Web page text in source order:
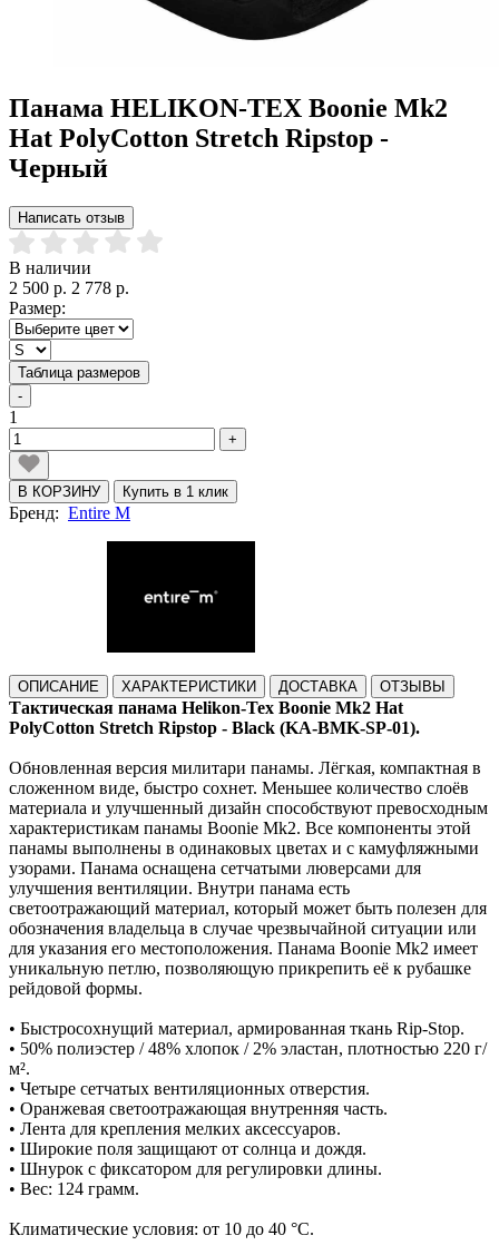
Панама HELIKON-TEX Boonie Mk2
Hat PolyCotton Stretch Ripstop -
Черный
Написать отзыв
В наличии
2 500 р. 2 778 р.
Размер:
Таблица размеров
-
1
+
В КОРЗИНУ Купить в 1 клик
Бренд: Entire M
ОПИСАНИЕ ХАРАКТЕРИСТИКИ ДОСТАВКА ОТЗЫВЫ
Тактическая панама Helikon-Tex Boonie Mk2 Hat
PolyCotton Stretch Ripstop - Black (KA-BMK-SP-01).
Обновленная версия милитари панамы. Лёгкая, компактная в
сложенном виде, быстро сохнет. Меньшее количество слоёв
материала и улучшенный дизайн способствуют превосходным
характеристикам панамы Boonie Mk2. Все компоненты этой
панамы выполнены в одинаковых цветах и с камуфляжными
узорами. Панама оснащена сетчатыми люверсами для
улучшения вентиляции. Внутри панама есть
светоотражающий материал, который может быть полезен для
обозначения владельца в случае чрезвычайной ситуации или
для указания его местоположения. Панама Boonie Mk2 имеет
уникальную петлю, позволяющую прикрепить её к рубашке
рейдовой формы.
• Быстросохнущий материал, армированная ткань Rip-Stop.
• 50% полиэстер / 48% хлопок / 2% эластан, плотностью 220 г/
м².
• Четыре сетчатых вентиляционных отверстия.
• Оранжевая светоотражающая внутренняя часть.
• Лента для крепления мелких аксессуаров.
• Широкие поля защищают от солнца и дождя.
• Шнурок с фиксатором для регулировки длины.
• Вес: 124 грамм.
Климатические условия: от 10 до 40 °C.